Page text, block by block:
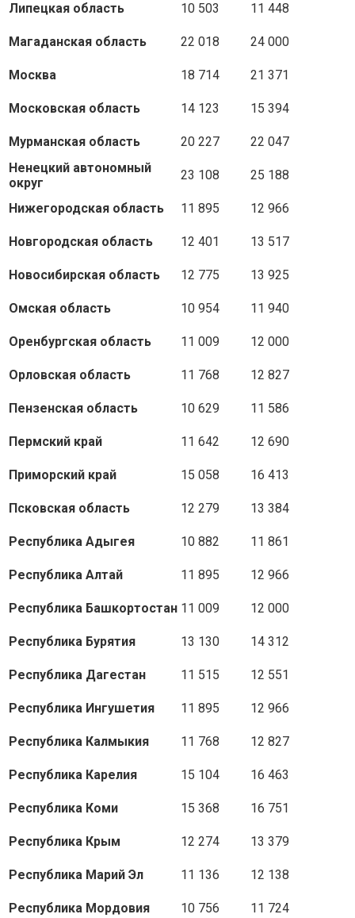
Липецкая область 10 503 11 448
Магаданская область 22 018 24 000
Москва 18 714 21 371
Московская область 14 123 15 394
Мурманская область 20 227
22 047
Ненецкий автономный
округ
23 108 25 188
Нижегородская область 11 895 12 966
Новгородская область 12 401 13 517
Новосибирская область 12 775 13 925
Омская область 10 954 11 940
Оренбургская область 11 009 12 000
Орловская область 11 768 12 827
Пензенская область 10 629 11 586
Пермский край 11 642 12 690
Приморский край 15 058 16 413
Псковская область 12 279 13 384
Республика Адыгея 10 882 11 861
Республика Алтай 11 895 12 966
Республика Башкортостан 11 009 12 000
Республика Бурятия 13 130 14 312
Республика Дагестан 11 515 12 551
Республика Ингушетия 11 895 12 966
Республика Калмыкия 11 768 12 827
Республика Карелия 15 104 16 463
Республика Коми 15 368 16 751
Республика Крым 12 274 13 379
Республика Марий Эл 11 136 12 138
Республика Мордовия 10 756 11 724